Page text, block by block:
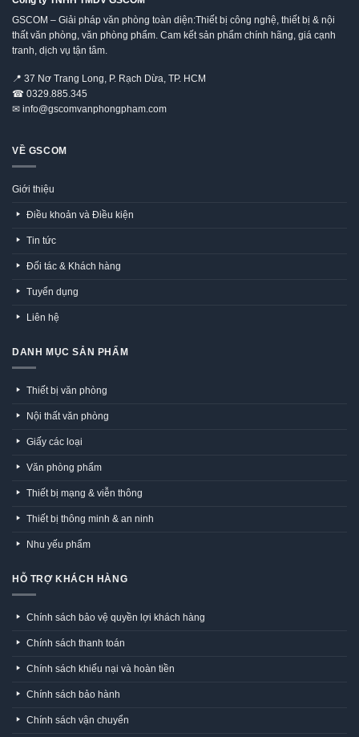
GSCOM – Giải pháp văn phòng toàn diện:Thiết bị công nghệ, thiết bị & nội
thất văn phòng, văn phòng phẩm. Cam kết sản phẩm chính hãng, giá cạnh
tranh, dịch vụ tận tâm.
📍 37 Nơ Trang Long, P. Rạch Dừa, TP. HCM
☎ 0329.885.345
✉ info@gscomvanphongpham.com
VỀ GSCOM
Giới thiệu
Điều khoản và Điều kiện
Tin tức
Đối tác & Khách hàng
Tuyển dụng
Liên hệ
DANH MỤC SẢN PHẨM
Thiết bị văn phòng
Nội thất văn phòng
Giấy các loại
Văn phòng phẩm
Thiết bị mạng & viễn thông
Thiết bị thông minh & an ninh
Nhu yếu phẩm
HỖ TRỢ KHÁCH HÀNG
Chính sách bảo vệ quyền lợi khách hàng
Chính sách thanh toán
Chính sách khiếu nại và hoàn tiền
Chính sách bảo hành
Chính sách vận chuyển